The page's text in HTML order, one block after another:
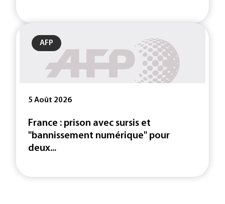
AFP
5 Août 2026
France : prison avec sursis et
"bannissement numérique" pour
deux...